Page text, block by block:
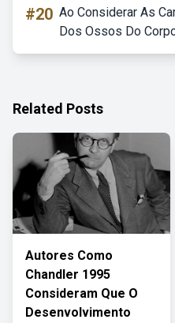
#20 Ao Considerar As
Dos Ossos Do
Related Posts
Autores Como
Chandler 1995
Consideram Que O
Desenvolvimento